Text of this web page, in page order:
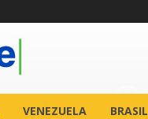
VENEZUELA BRASIL